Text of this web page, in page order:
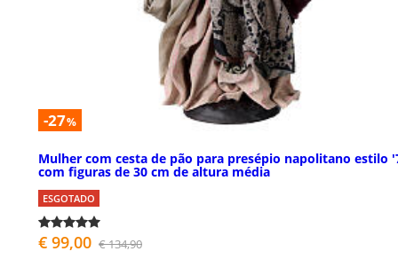
-27%
Mulher com cesta de pão para presépio napolitano estilo
com figuras de 30 cm de altura média
ESGOTADO
€ 99,00 € 134,90